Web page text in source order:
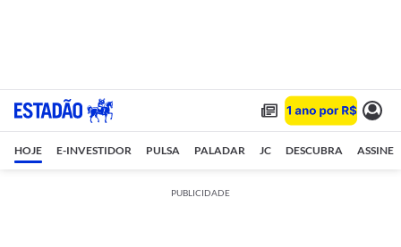
HOJE E-INVESTIDOR PULSA PALADAR JC DESCUBRA ASSINE
PUBLICIDADE